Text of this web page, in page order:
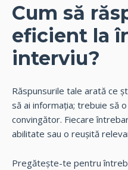
Cum să
eficient la
interviu?
Răspunsurile tale arată ce
să ai informația; trebuie să
convingător. Fiecare
abilitate sau o reușită
Pregătește-te pentru